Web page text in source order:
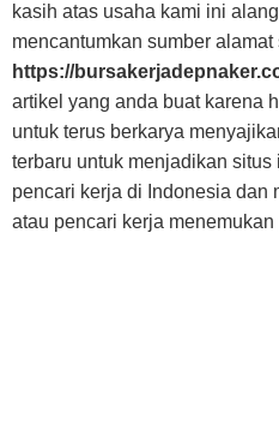
kasih atas usaha kami ini
mencantumkan sumber alamat
https://
artikel yang anda buat karena
untuk terus berkarya
terbaru untuk menjadikan
pencari kerja di Indonesia dan
atau pencari kerja